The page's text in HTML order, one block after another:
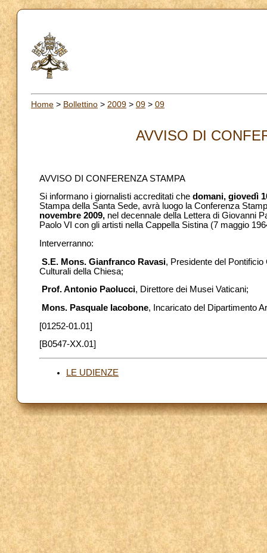
Home > Bollettino > 2009 > 09 > 09
AVVISO DI
AVVISO DI CONFERENZA STAMPA
Si informano i giornalisti accreditati che domani, giovedì
Stampa della Santa Sede, avrà luogo la Conferenza
novembre 2009, nel decennale della Lettera di Giovanni
Paolo VI con gli artisti nella Cappella Sistina (7 maggio
Interverranno:
S.E. Mons. Gianfranco Ravasi, Presidente del
Culturali della Chiesa;
Prof. Antonio Paolucci, Direttore dei Musei Vaticani;
Mons. Pasquale Iacobone, Incaricato del Dipartimento
[01252-01.01]
[B0547-XX.01]
LE UDIENZE